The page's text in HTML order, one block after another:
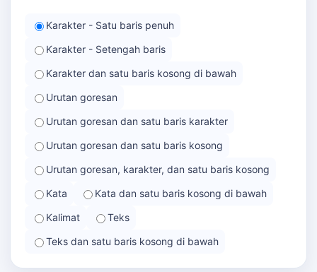
Karakter - Satu baris penuh
Karakter - Setengah baris
Karakter dan satu baris kosong di bawah
Urutan goresan
Urutan goresan dan satu baris karakter
Urutan goresan dan satu baris kosong
Urutan goresan, karakter, dan satu baris kosong
Kata
Kata dan satu baris kosong di bawah
Kalimat
Teks
Teks dan satu baris kosong di bawah